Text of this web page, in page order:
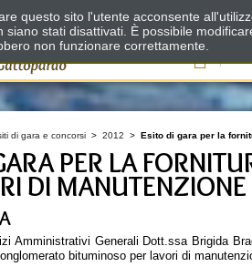
Il
di gara e concorsi > 2012 > Esito di gara per la
PER LA
DI
Amministrativi Generali Dott.ssa Brigida
bituminoso per lavori di
questo sito l'utente acconsente
siano stati disattivati. È possibile
non funzionare correttamente.